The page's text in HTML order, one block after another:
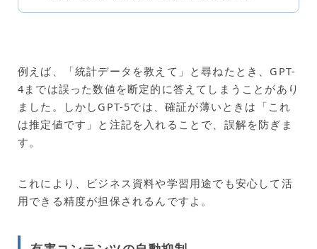
例えば、「統計データを教えて」と尋ねたとき、GPT-
4までは誤った数値を断定的に答えてしまうことがあり
ました。しかしGPT-5では、確証が薄いときは「これ
は推定値です」と注記を入れることで、誤解を防ぎま
す。
これにより、ビジネス資料や学習用途でも安心して活
用できる精度が担保されるんですよ。